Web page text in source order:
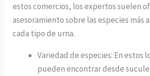
estos comercios, los expertos suelen
asesoramiento sobre las especies más
cada tipo de urna.
Variedad de especies: En estos
pueden encontrar desde